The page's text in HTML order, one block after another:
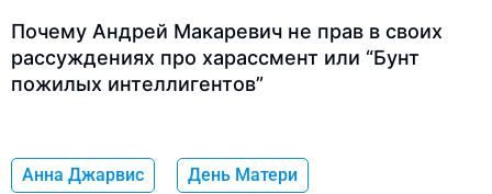
Почему Андрей Макаревич не прав в своих
рассуждениях про харассмент или “Бунт
пожилых интеллигентов”
Анна Джарвис День Матери